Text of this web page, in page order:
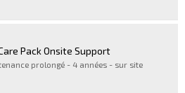
Pack Onsite Support
prolongé - 4 années - sur site